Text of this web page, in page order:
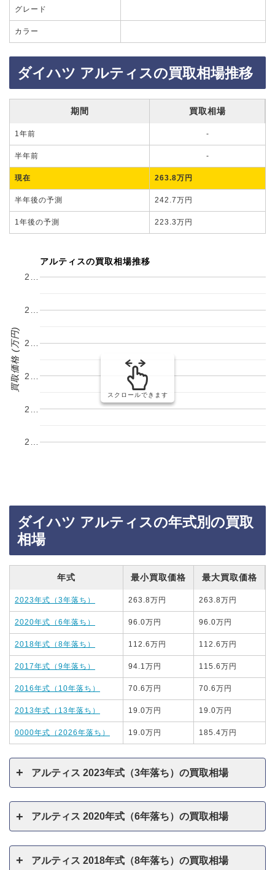
グレード
カラー
ダイハツ アルティスの買取相場推移
期間 買取相場
1年前 -
半年前 -
現在 263.8万円
半年後の予測 242.7万円
1年後の予測 223.3万円
アルティスの買取相場推移
2…
2…
2…
2…
2…
2…
買取価格 (万円)
スクロールできます
ダイハツ アルティスの年式別の買取
相場
年式 最小買取価格 最大買取価格
2023年式（3年落ち） 263.8万円 263.8万円
2020年式（6年落ち） 96.0万円 96.0万円
2018年式（8年落ち） 112.6万円 112.6万円
2017年式（9年落ち） 94.1万円 115.6万円
2016年式（10年落ち） 70.6万円 70.6万円
2013年式（13年落ち） 19.0万円 19.0万円
0000年式（2026年落ち） 19.0万円 185.4万円
アルティス 2023年式（3年落ち）の買取相場
アルティス 2020年式（6年落ち）の買取相場
アルティス 2018年式（8年落ち）の買取相場